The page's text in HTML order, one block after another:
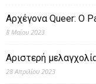
Αρχέγονα Queer: O
8 Μαΐου 2023
Αριστερή
28 Απριλίου 2023